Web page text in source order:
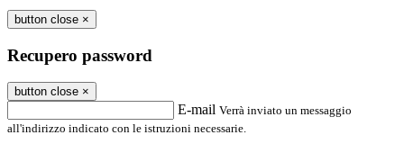
button close ×
Recupero password
button close ×
E-mail Verrà inviato un messaggio
all'indirizzo indicato con le istruzioni necessarie.